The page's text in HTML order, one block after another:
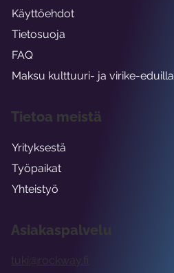
Asiakaspalvelu
tuki@rockway.fi
Käyttöehdot
Tietosuoja
FAQ
Maksu kulttuuri- ja virike-eduilla
Tietoa meistä
Yrityksestä
Työpaikat
Yhteistyö